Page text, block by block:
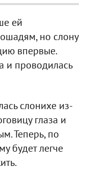
ей
но слону
впервые.
и проводилась
слонихе из-
глаза и
Теперь, по
будет легче